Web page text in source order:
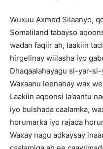
Wuxuu Axmed Silaanyo,
Somaliland tabayso
wadan faqiir ah, laakiin
hirgelinay wiilasha iyo
Dhaqaalahayagu si-yar-
Waxaanu leenahay wax
Laakiin aqoonsi la’aantu
iyo bulshada caalamka,
horumarka iyo rajada
Waxay nagu adkaysay